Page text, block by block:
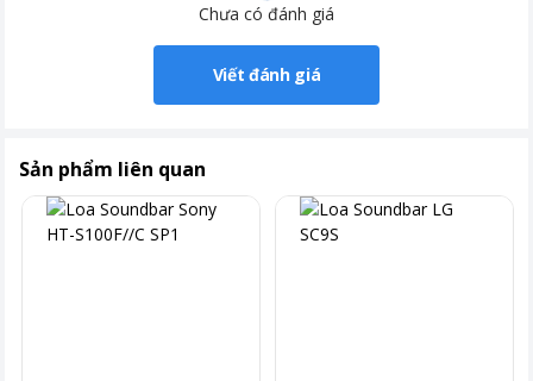
- Hệ thống âm thanh được thiết kế5.1 kênh
phát ra bởi1 loa Bass(đường kính 16 cm) và
bên trong, nhờ đó mang lại âm thanh to rõ và mạnh mẽ.
Chưa có đánh giá
Viết đánh giá
Sản phẩm liên quan